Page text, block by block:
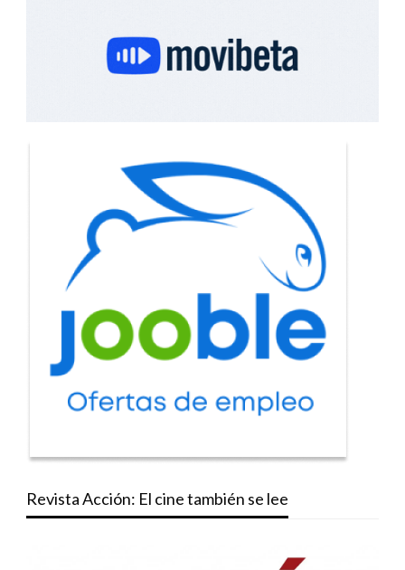
Revista Acción: El cine también se lee